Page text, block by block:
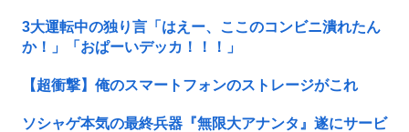
3大運転中の独り言「はえー、ここのコンビニ潰れたん
か！」「おぱーいデッカ！！！」
【超衝撃】俺のスマートフォンのストレージがこれ
ソシャゲ本気の最終兵器『無限大アナンタ』遂にサービ